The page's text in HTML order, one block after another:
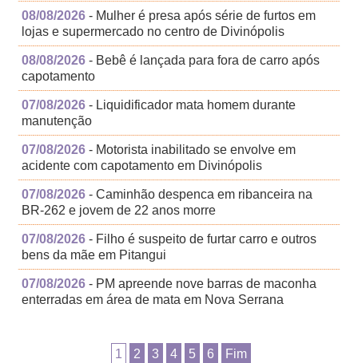
08/08/2026 - Mulher é presa após série de furtos em
lojas e supermercado no centro de Divinópolis
08/08/2026 - Bebê é lançada para fora de carro após
capotamento
07/08/2026 - Liquidificador mata homem durante
manutenção
07/08/2026 - Motorista inabilitado se envolve em
acidente com capotamento em Divinópolis
07/08/2026 - Caminhão despenca em ribanceira na
BR-262 e jovem de 22 anos morre
07/08/2026 - Filho é suspeito de furtar carro e outros
bens da mãe em Pitangui
07/08/2026 - PM apreende nove barras de maconha
enterradas em área de mata em Nova Serrana
1 2 3 4 5 6 Fim